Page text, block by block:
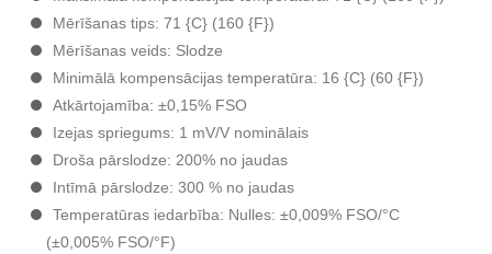
Mērīšanas tips: 71 {C} (160 {F})
Mērīšanas veids: Slodze
Minimālā kompensācijas temperatūra: 16 {C} (60 {F})
Atkārtojamība: ±0,15% FSO
Izejas spriegums: 1 mV/V nominālais
Droša pārslodze: 200% no jaudas
Intīmā pārslodze: 300 % no jaudas
Temperatūras iedarbība: Nulles: ±0,009% FSO/°C
(±0,005% FSO/°F)